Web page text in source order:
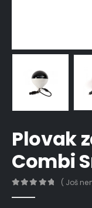
Plovak
Combi
( Još